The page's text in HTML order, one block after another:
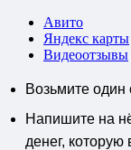
Авито
Яндекс карты
Видеоотзывы
Возьмите один
Напишите на
денег, которую